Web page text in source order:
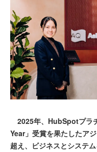
2025年、HubSpotプラ
Year」受賞を果たしたア
超え、ビジネスとシステ